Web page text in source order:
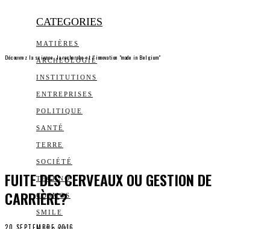
CATEGORIES
MATIÈRES
ARCHEOLOGIE
INSTITUTIONS
ENTREPRISES
POLITIQUE
SANTÉ
TERRE
SOCIÉTÉ
TECHNO
COSMOS
SMILE
Découvrez la science, la recherche et l’innovation "made in Belgium"
FUITE DES CERVEAUX OU GESTION DE
CARRIÈRE?